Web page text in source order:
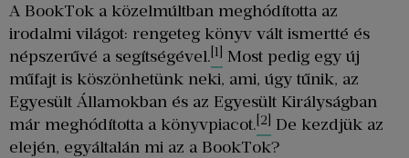
A BookTok a közelmúltban meghódította az
irodalmi világot: rengeteg könyv vált ismertté és
népszerűvé a segítségével.[1] Most pedig egy új
műfajt is köszönhetünk neki, ami, úgy tűnik, az
Egyesült Államokban és az Egyesült Királyságban
már meghódította a könyvpiacot.[2] De kezdjük az
elején, egyáltalán mi az a BookTok?